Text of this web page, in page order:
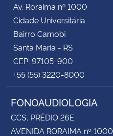
Av. Roraima nº 1000
Cidade Universitária
Bairro Camobi
Santa Maria - RS
CEP: 97105-900
+55 (55) 3220-8000
FONOAUDIOLOGIA
CCS, PRÉDIO 26E
AVENIDA RORAIMA nº 1000